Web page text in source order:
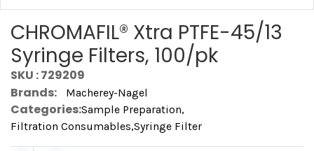
CHROMAFIL® Xtra PTFE-45/13
Syringe Filters, 100/pk
SKU : 729209
Brands:
Macherey-Nagel
Categories:Sample Preparation,
Filtration Consumables,Syringe Filter